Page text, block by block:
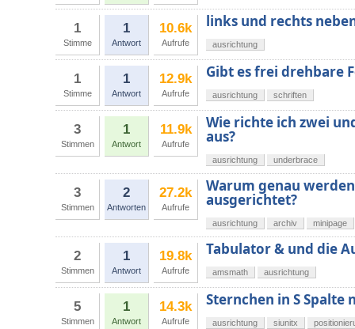
1
Stimme
1
Antwort
10.6k
Aufrufe
links und rechts
ausrichtung
1
Stimme
1
Antwort
12.9k
Aufrufe
Gibt es frei drehbare
ausrichtung schriften
3
Stimmen
1
Antwort
11.9k
Aufrufe
Wie richte ich zwei
aus?
ausrichtung underbrace
3
Stimmen
2
Antworten
27.2k
Aufrufe
Warum genau
ausgerichtet?
ausrichtung archiv minipage
2
Stimmen
1
Antwort
19.8k
Aufrufe
Tabulator & und die
amsmath ausrichtung
5
Stimmen
1
Antwort
14.3k
Aufrufe
Sternchen in S Spalte
ausrichtung siunitx